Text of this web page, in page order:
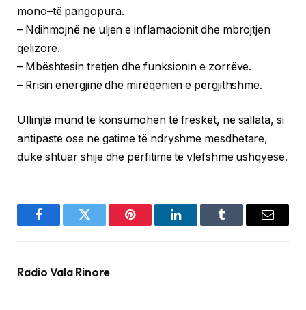
mono–të pangopura.
– Ndihmojnë në uljen e inflamacionit dhe mbrojtjen
qelizore.
– Mbështesin tretjen dhe funksionin e zorrëve.
– Rrisin energjinë dhe mirëqenien e përgjithshme.
Ullinjtë mund të konsumohen të freskët, në sallata, si
antipastë ose në gatime të ndryshme mesdhetare,
duke shtuar shije dhe përfitime të vlefshme ushqyese.
FacebookTwitter Pinterest LinkedInTumblr Email
Radio Vala Rinore